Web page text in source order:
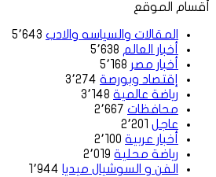
أقسام الموقع
المقالات والسياسه والادب 5٬643
أخبار العالم 5٬638
أخبار مصر 5٬168
إقتصاد وبورصة 3٬274
رياضة عالمية 3٬148
محافظات 2٬667
عاجل 2٬201
أخبار عربية 2٬100
رياضة محلية 2٬019
الفن و السوشيال ميديا 1٬944